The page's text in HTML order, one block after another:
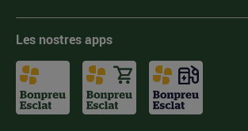
Les nostres apps